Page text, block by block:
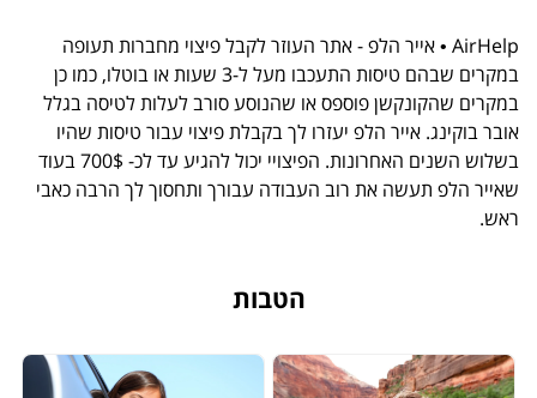
AirHelp • אייר הלפ - אתר העוזר לקבל פיצוי מחברות תעופה
במקרים שבהם טיסות התעכבו מעל ל-3 שעות או בוטלו, כמו כן
במקרים שהקונקשן פוספס או שהנוסע סורב לעלות לטיסה בגלל
אובר בוקינג. אייר הלפ יעזרו לך בקבלת פיצוי עבור טיסות שהיו
בשלוש השנים האחרונות. הפיצויי יכול להגיע עד לכ- 700$ בעוד
שאייר הלפ תעשה את רוב העבודה עבורך ותחסוך לך הרבה כאבי
ראש.
הטבות